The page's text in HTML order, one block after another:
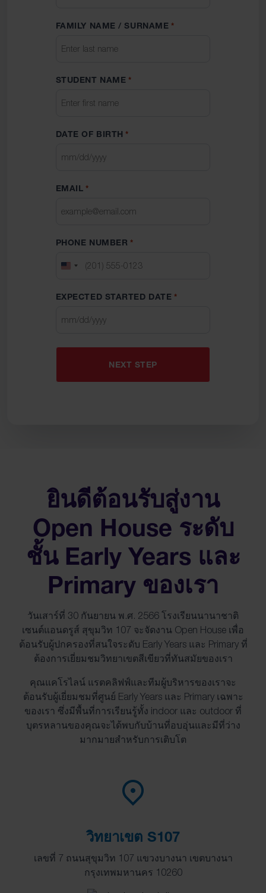
FAMILY NAME / SURNAME *
STUDENT NAME *
DATE OF BIRTH *
MM
DD
EMAIL *
PHONE NUMBER *
UNITED
+1
EXPECTED STARTED DATE *
MM
YYYY
ยินดีต้อนรับสู่งาน
Open House ระดับ
ชั้น Early Years และ
Primary ของเรา
วันเสาร์ที่ 30 กันยายน พ.ศ. 2566 โรงเรียนนานาชาติ
เซนต์แอนดรูส์ สุขุมวิท 107 จะจัดงาน Open House เพื่อ
ต้อนรับผู้ปกครองที่สนใจระดับ Early Years และ Primary ที่
ต้องการเยี่ยมชมวิทยาเขตสีเขียวที่ทันสมัยของเรา
คุณแคโรไลน์ แรตคลิฟฟ์และทีมผู้บริหารของเราจะ
ต้อนรับผู้เยี่ยมชมที่ศูนย์ Early Years และ Primary เฉพาะ
ของเรา ซึ่งมีพื้นที่การเรียนรู้ทั้ง indoor และ outdoor ที่
บุตรหลานของคุณจะได้พบกับบ้านที่อบอุ่นและมีที่ว่าง
มากมายสำหรับการเติบโต
วิทยาเขต S107
เลขที่ 7 ถนนสุขุมวิท 107 แขวงบางนา เขตบางนา
กรุงเทพมหานคร 10260